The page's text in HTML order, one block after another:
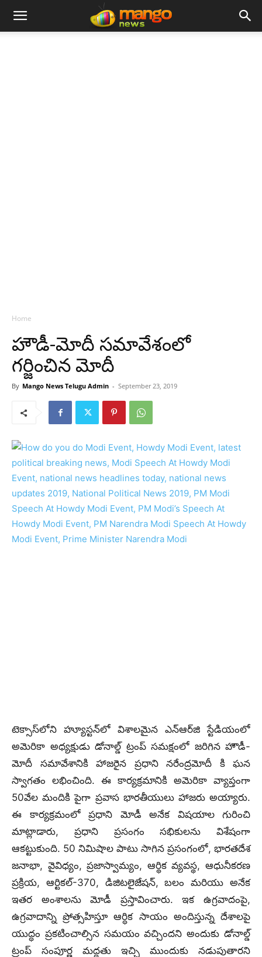
Home
హౌడీ-మోదీ సమావేశంలో
గర్జించిన మోదీ
By Mango News Telugu Admin - September 23, 2019
టెక్సాస్‌లోని హ్యూస్టన్‌లో విశాలమైన ఎన్‌ఆర్‌జి స్టేడియంలో
అమెరికా అధ్యక్షుడు డోనాల్డ్ ట్రంప్ సమక్షంలో జరిగిన హౌడీ-
మోదీ సమావేశానికి హాజరైన ప్రధాని నరేంద్రమోదీ కి ఘన
స్వాగతం లభించింది. ఈ కార్యక్రమానికి అమెరికా వ్యాప్తంగా
50వేల మందికి పైగా ప్రవాస భారతీయులు హాజరు అయ్యారు.
ఈ కార్యక్రమంలో ప్రధాని మోడీ అనేక విషయాల గురించి
మాట్లాడారు, ప్రధాని ప్రసంగం సభికులను విశేషంగా
ఆకట్టుకుంది. 50 నిమిషాల పాటు సాగిన ప్రసంగంలో, భారతదేశ
జనాభా, వైవిధ్యం, ప్రజాస్వామ్యం, ఆర్థిక వ్యవస్థ, ఆధునీకరణ
ప్రక్రియ, ఆర్టికల్-370, డిజిటలైజేషన్, బలం మరియు అనేక
ఇతర అంశాలను మోడీ ప్రస్తావించారు. ఇక ఉగ్రవాదంపై,
ఉగ్రవాదాన్ని ప్రోత్సహిస్తూ ఆర్ధిక సాయం అందిస్తున్న దేశాలపై
యుద్ధం ప్రకటించాల్సిన సమయం వచ్చిందని అందుకు డోనాల్డ్
ట్రంప్ సంపూర్ణ మద్ధతు ఇచ్చి ముందుకు నడుపుతారని